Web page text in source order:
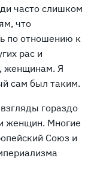
часто слишком
что
по отношению к
рас и
женщинам. Я
сам был таким.
гораздо
женщин. Многие
Союз и